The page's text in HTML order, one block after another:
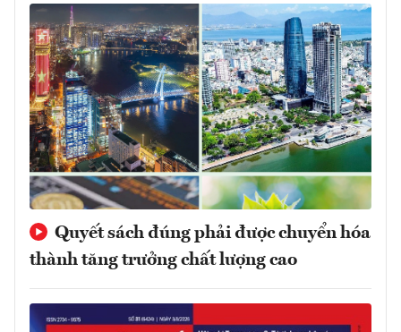
Quyết sách đúng phải được chuyển hóa
thành tăng trưởng chất lượng cao